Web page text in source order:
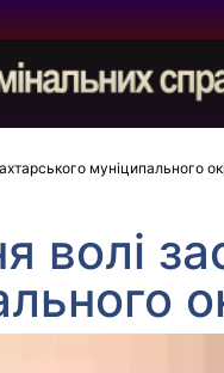
муніципального
волі